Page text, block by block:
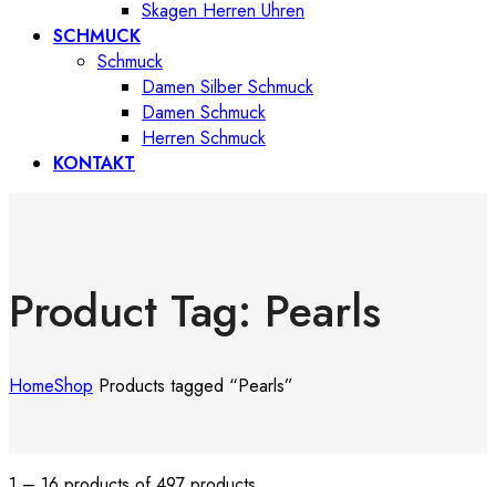
Skagen Herren Uhren
SCHMUCK
Schmuck
Damen Silber Schmuck
Damen Schmuck
Herren Schmuck
KONTAKT
Product Tag: Pearls
HomeShop Products tagged “Pearls”